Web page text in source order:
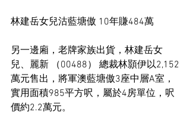
林建岳女兒沽藍塘傲 10年賺484萬
另一邊廂，老牌家族出貨，林建岳女
兒、麗新 （00488） 總裁林顥伊以2,152
萬元售出，將軍澳藍塘傲3座中層A室，
實用面積985平方呎，屬於4房單位，呎
價約2.2萬元。